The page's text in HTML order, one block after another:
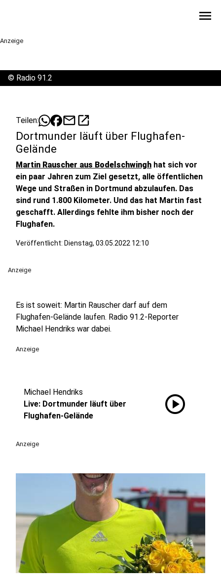
menu
Anzeige
© Radio 91.2
Teilen: mailopen_in_new
Dortmunder läuft über Flughafen-
Gelände
Martin Rauscher aus Bodelschwingh hat sich vor
ein paar Jahren zum Ziel gesetzt, alle öffentlichen
Wege und Straßen in Dortmund abzulaufen. Das
sind rund 1.800 Kilometer. Und das hat Martin fast
geschafft. Allerdings fehlte ihm bisher noch der
Flughafen.
Veröffentlicht: Dienstag, 03.05.2022 12:10
Anzeige
Es ist soweit: Martin Rauscher darf auf dem
Flughafen-Gelände laufen. Radio 91.2-Reporter
Michael Hendriks war dabei.
Anzeige
Michael Hendriks
Live: Dortmunder läuft über
Flughafen-Gelände
play_circle
Anzeige